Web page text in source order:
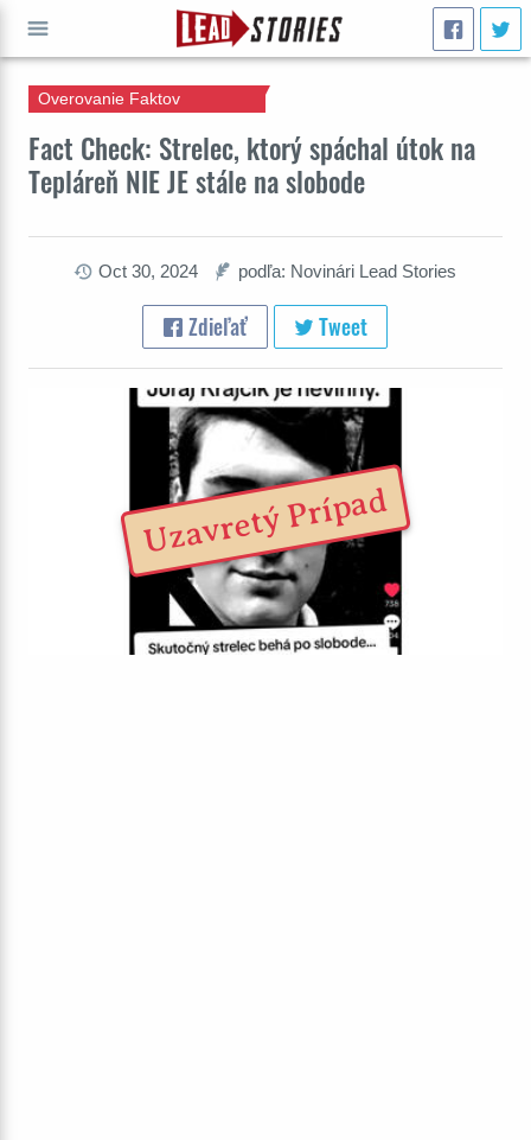
Fact Check: Strelec, ktorý spáchal útok na
Tepláreň NIE JE stále na slobode
Overovanie Faktov
Oct 30, 2024 podľa: Novinári Lead Stories
Zdieľať Tweet
Uzavretý Prípad
ÍSŤ